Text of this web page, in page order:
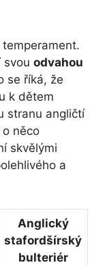
svou odvahou
se říká, že
k dětem
stranu angličtí
něco
skvělými
a
Anglický
stafordšírský
bulteriér